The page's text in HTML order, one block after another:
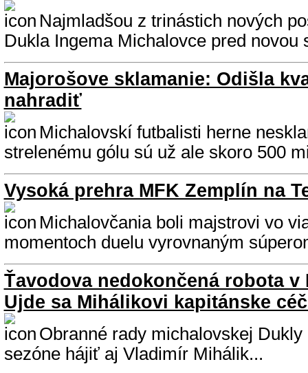
Najmladšou z trinástich nových
Dukla Ingema Michalovce pred novou
Majorošove sklamanie: Odišla
nahradiť
Michalovskí futbalisti herne
strelenému gólu sú už ale skoro 500
Vysoká prehra MFK Zemplín na
Michalovčania boli majstrovi vo
momentoch duelu vyrovnaným
Ťavodova nedokončená robota v
Ujde sa Mihálikovi kapitánske
Obranné rady michalovskej Dukly
sezóne hájiť aj Vladimír Mihálik...